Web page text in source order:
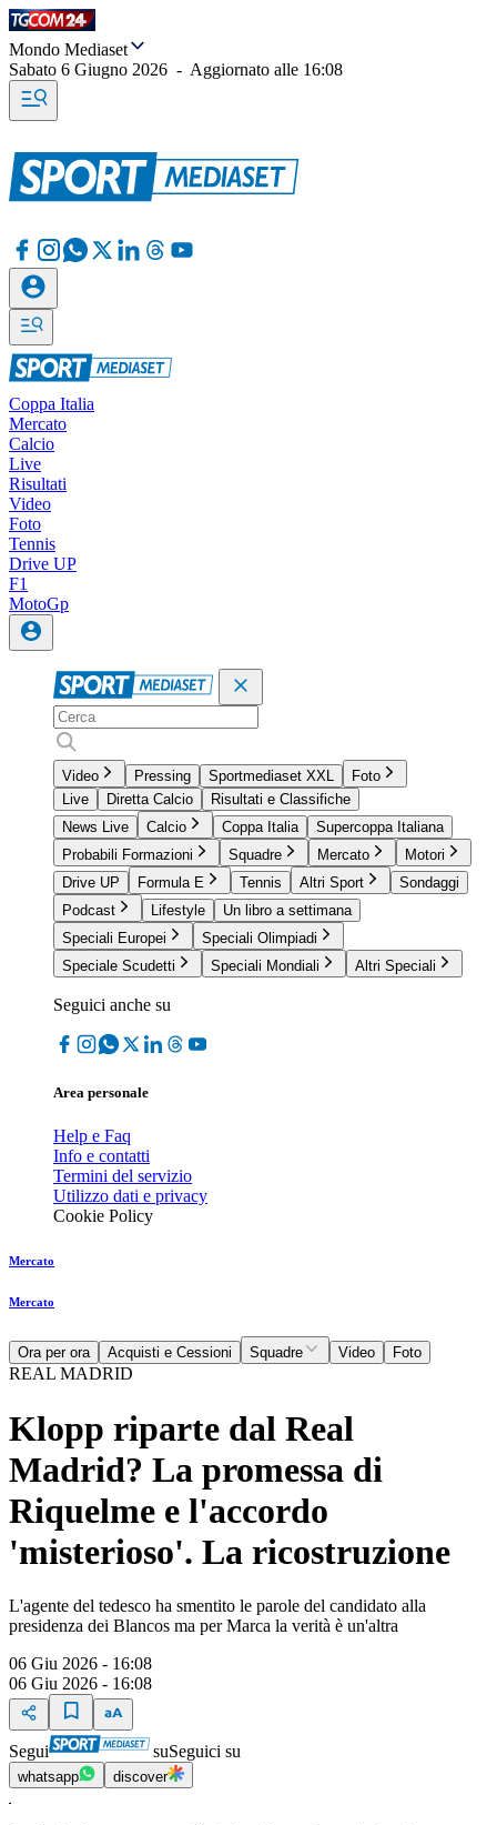
Mondo Mediaset
Sabato 6 Giugno 2026 - Aggiornato alle 16:08
Coppa Italia
Mercato
Calcio
Live
Risultati
Video
Foto
Tennis
Drive UP
F1
MotoGp
Video Pressing Sportmediaset XXL
Foto
Live
Diretta Calcio
Risultati e Classifiche
News Live
Calcio Coppa Italia
Supercoppa Italiana
Probabili Formazioni
Squadre Mercato
Motori
Drive UP
Formula E Tennis Altri Sport
Sondaggi
Podcast
Lifestyle
Un libro a settimana
Speciali Europei
Speciali Olimpiadi
Speciale Scudetti
Speciali Mondiali Altri Speciali
Seguici anche su
Area personale
Help e Faq
Info e contatti
Termini del servizio
Utilizzo dati e privacy
Cookie Policy
Mercato
Mercato
Ora per ora Acquisti e Cessioni Squadre Video Foto
REAL MADRID
Klopp riparte dal Real
Madrid? La promessa di
Riquelme e l'accordo
'misterioso'. La ricostruzione
L'agente del tedesco ha smentito le parole del candidato alla
presidenza dei Blancos ma per Marca la verità è un'altra
06 Giu 2026 - 16:08
06 Giu 2026 - 16:08
Segui suSeguici su
whatsapp discover